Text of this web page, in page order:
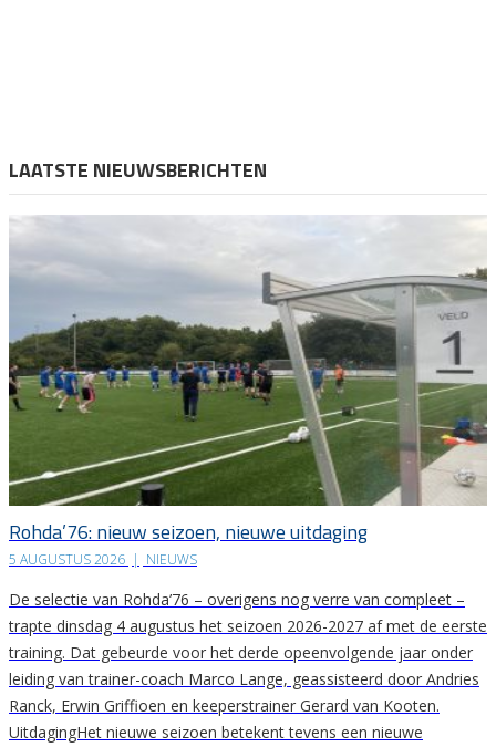
LAATSTE NIEUWSBERICHTEN
Rohda’76: nieuw seizoen, nieuwe uitdaging
5 AUGUSTUS 2026 | NIEUWS
De selectie van Rohda’76 – overigens nog verre van compleet –
trapte dinsdag 4 augustus het seizoen 2026-2027 af met de eerste
training. Dat gebeurde voor het derde opeenvolgende jaar onder
leiding van trainer-coach Marco Lange, geassisteerd door Andries
Ranck, Erwin Griffioen en keeperstrainer Gerard van Kooten.
UitdagingHet nieuwe seizoen betekent tevens een nieuwe